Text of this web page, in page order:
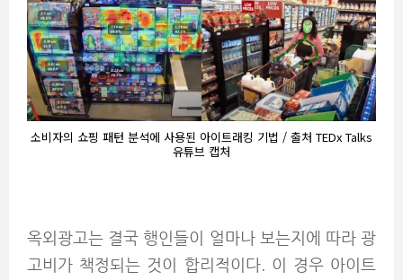
소비자의 쇼핑 패턴 분석에 사용된 아이트래킹 기법 / 출처 TEDx Talks
유튜브 캡처
옥외광고는 결국 행인들이 얼마나 보는지에 따라 광
고비가 책정되는 것이 합리적이다. 이 경우 아이트